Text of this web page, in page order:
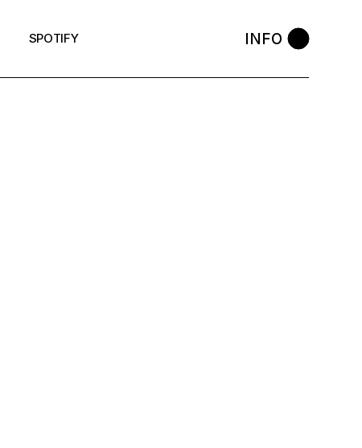
SPOTIFY INFO